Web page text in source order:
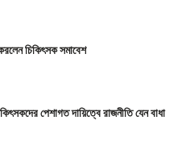
চিকিৎসক সমাবেশ
পেশাগত দায়িত্বে রাজনীতি যেন বাধা